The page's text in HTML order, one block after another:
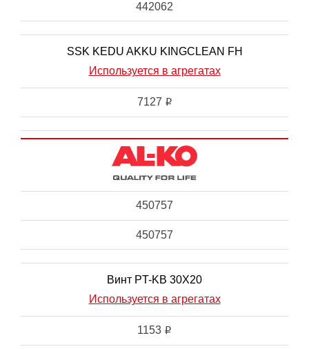
442062
SSK KEDU AKKU KINGCLEAN FH
Используется в агрегатах
7127 i
450757
450757
Винт PT-KB 30X20
Используется в агрегатах
1153 i